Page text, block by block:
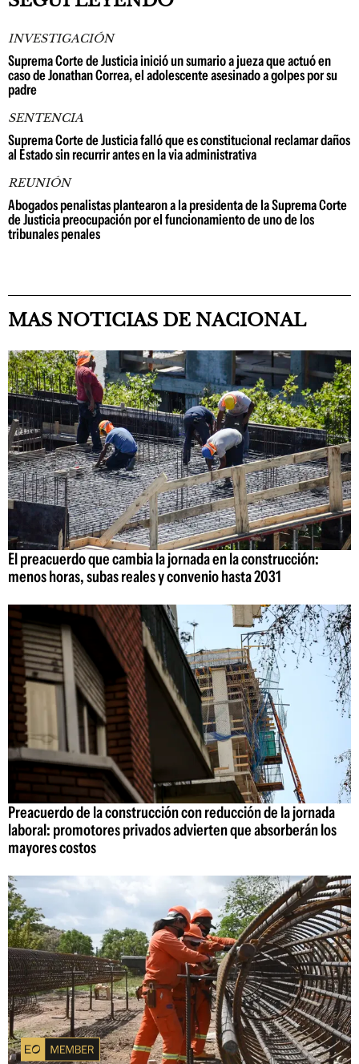
INVESTIGACIÓN
Suprema Corte de Justicia inició un sumario a jueza que actuó en
caso de Jonathan Correa, el adolescente asesinado a golpes por su
padre
SENTENCIA
Suprema Corte de Justicia falló que es constitucional reclamar daños
al Estado sin recurrir antes en la via administrativa
REUNIÓN
Abogados penalistas plantearon a la presidenta de la Suprema Corte
de Justicia preocupación por el funcionamiento de uno de los
tribunales penales
MAS NOTICIAS DE NACIONAL
El preacuerdo que cambia la jornada en la construcción:
menos horas, subas reales y convenio hasta 2031
Preacuerdo de la construcción con reducción de la jornada
laboral: promotores privados advierten que absorberán los
mayores costos